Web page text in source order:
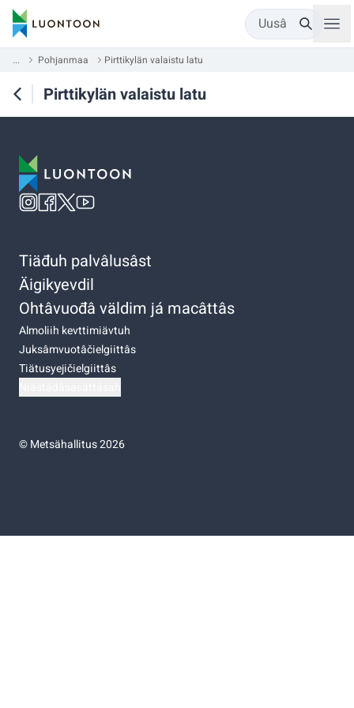
Uusâ
... Pohjanmaa Pirttikylän valaistu latu
Pirttikylän valaistu latu
Tiäđuh palvâlusâst
Äigikyevdil
Ohtâvuođâ väldim já macâttâs
Almoliih kevttimiävtuh
Juksâmvuotâčielgiittâs
Tiätusyejičielgiittâs
©Metsähallitus 2026